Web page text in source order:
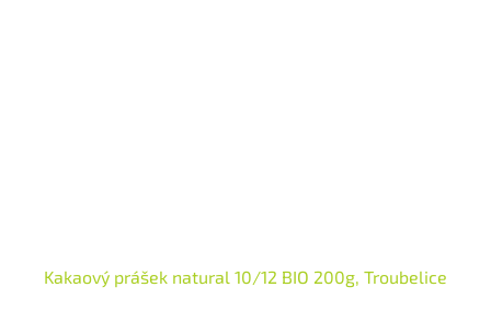
Kakaový prášek natural 10/12 BIO 200g, Troubelice